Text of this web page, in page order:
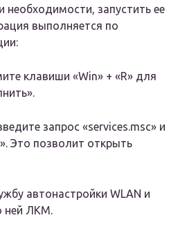
необходимости, запустить ее
выполняется по
клавиши «Win» + «R» для
запрос «services.msc» и
Это позволит открыть
автонастройки WLAN и
ней ЛКМ.